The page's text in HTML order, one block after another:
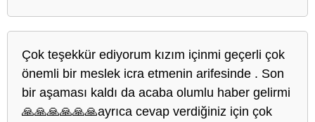
Çok teşekkür ediyorum kızım içinmi geçerli çok
önemli bir meslek icra etmenin arifesinde . Son
bir aşaması kaldı da acaba olumlu haber gelirmi
🙏🙏🙏🙏🙏🙏ayrıca cevap verdiğiniz için çok